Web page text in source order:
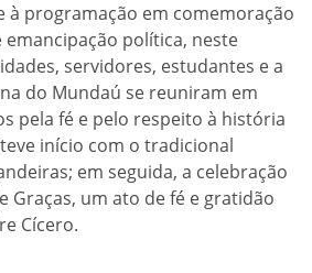
à programação em comemoração
emancipação política, neste
servidores, estudantes e a
do Mundaú se reuniram em
pela fé e pelo respeito à história
início com o tradicional
em seguida, a celebração
Graças, um ato de fé e gratidão
Cícero.